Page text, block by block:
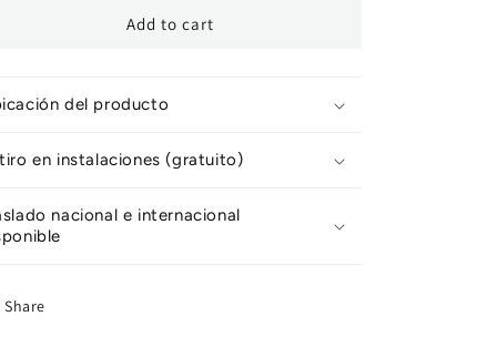
Add to cart
del producto
en instalaciones (gratuito)
nacional e internacional
Share